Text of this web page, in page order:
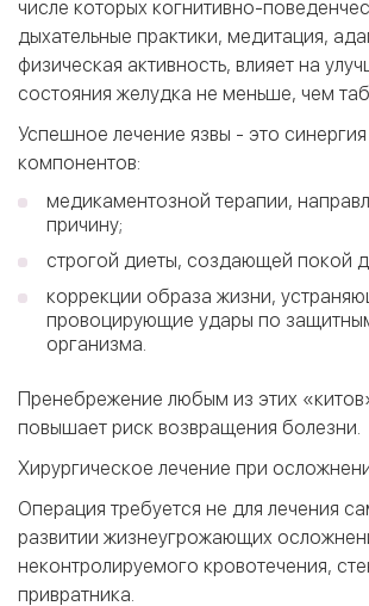
числе которых когнитивно-
дыхательные практики, медитация,
физическая активность, влияет на
состояния желудка не меньше, чем
Успешное лечение язвы - это
компонентов:
медикаментозной терапии,
причину;
строгой диеты, создающей покой
коррекции образа жизни,
провоцирующие удары по
организма.
Пренебрежение любым из этих
повышает риск возвращения болезни.
Хирургическое лечение при
Операция требуется не для лечения
развитии жизнеугрожающих
неконтролируемого кровотечения,
привратника.